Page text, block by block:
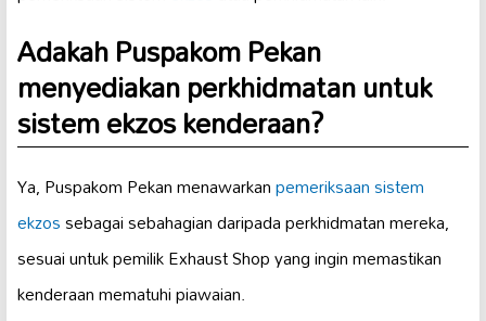
Adakah Puspakom Pekan
menyediakan perkhidmatan untuk
sistem ekzos kenderaan?
Ya, Puspakom Pekan menawarkanpemeriksaan sistem
ekzossebagai sebahagian daripada perkhidmatan mereka,
sesuai untuk pemilik Exhaust Shop yang ingin memastikan
kenderaan mematuhi piawaian.